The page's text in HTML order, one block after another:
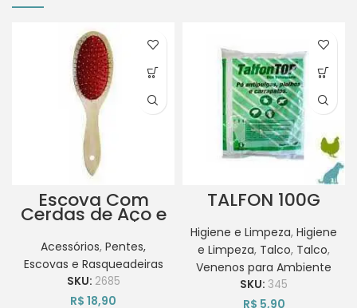
Escova Com
Cerdas de Aço e
Cabo de
Madeira
Acessórios, Pentes,
Escovas e Rasqueadeiras
SKU: 2685
R$ 18,90
TALFON 100G
Higiene e Limpeza, Higiene
e Limpeza, Talco, Talco,
Venenos para Ambiente
SKU: 345
R$ 5,90